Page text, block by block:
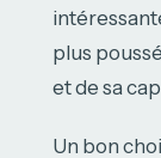
plus
et de sa
Un bon